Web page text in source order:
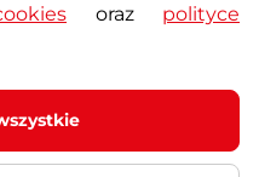
Wyposażenie siłowni
oraz polityce